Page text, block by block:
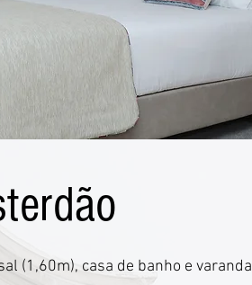
(1,60m), casa de banho e varanda